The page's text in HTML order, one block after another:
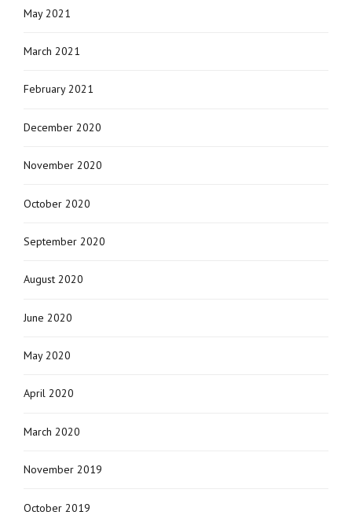
May 2021
March 2021
February 2021
December 2020
November 2020
October 2020
September 2020
August 2020
June 2020
May 2020
April 2020
March 2020
November 2019
October 2019